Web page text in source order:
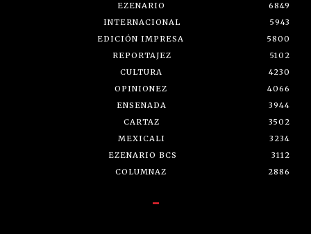
EZENARIO
6849
INTERNACIONAL
5943
EDICIÓN IMPRESA
5800
REPORTAJEZ
5102
CULTURA
4230
OPINIONEZ
4066
ENSENADA
3944
CARTAZ
3502
MEXICALI
3234
EZENARIO BCS
3112
COLUMNAZ
2886
-